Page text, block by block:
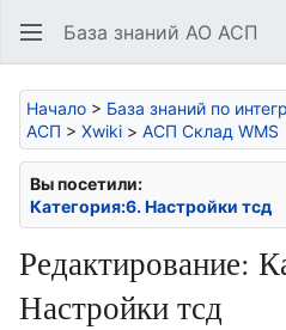
База знаний АО АСП
Начало > База знаний по
АСП > Xwiki > АСП Склад WMS
Вы посетили:
Категория:6. Настройки тсд
Редактирование:
Настройки тсд